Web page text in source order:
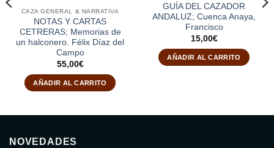
CAZA GENERAL & NARRATIVA
NOTAS Y CARTAS
CETRERAS; Memorias de
un halconero. Félix Díaz del
Campo
55,00€
AÑADIR AL CARRITO
GUÍA DEL CAZADOR
ANDALUZ; Cuenca Anaya,
Francisco
15,00€
AÑADIR AL CARRITO
NOVEDADES